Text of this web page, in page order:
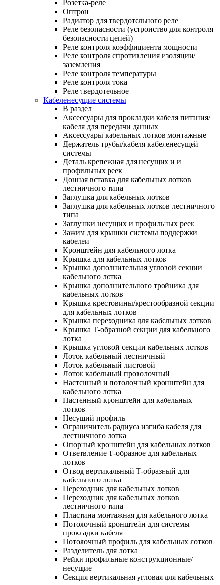
Розетка-реле
Оптрон
Радиатор для твердотельного реле
Реле безопасности (устройство для контроля
безопасности цепей)
Реле контроля коэффициента мощности
Реле контроля спротивления изоляции/
заземления
Реле контроля температуры
Реле контроля тока
Реле твердотельное
Кабеленесущие системы
В раздел
Аксессуары для прокладки кабеля питания/
кабеля для передачи данных
Аксессуары кабельных лотков монтажные
Держатель трубы/кабеля кабеленесущей
системы
Деталь крепежная для несущих и и
профильных реек
Донная вставка для кабельных лотков
лестничного типа
Заглушка для кабельных лотков
Заглушка для кабельных лотков лестничного
типа
Заглушки несущих и профильных реек
Зажим для крышки системы поддержки
кабелей
Кронштейн для кабельного лотка
Крышка для кабельных лотков
Крышка дополнительная угловой секции
кабельного лотка
Крышка дополнительного тройника для
кабельных лотков
Крышка крестовины/крестообразной секции
для кабельных лотков
Крышка переходника для кабельных лотков
Крышка Т-образной секции для кабельного
лотка
Крышка угловой секции кабельных лотков
Лоток кабельный лестничный
Лоток кабельный листовой
Лоток кабельный проволочный
Настенный и потолочный кронштейн для
кабельного лотка
Настенный кронштейн для кабельных
лотков
Несущий профиль
Ограничитель радиуса изгиба кабеля для
лестничного лотка
Опорный кронштейн для кабельных лотков
Ответвление Т-образное для кабельных
лотков
Отвод вертикальный Т-образный для
кабельного лотка
Переходник для кабельных лотков
Переходник для кабельных лотков
лестничного типа
Пластина монтажная для кабельного лотка
Потолочный кронштейн для системы
прокладки кабеля
Потолочный профиль для кабельных лотков
Разделитель для лотка
Рейки профильные конструкционные/
несущие
Секция вертикальная угловая для кабельных